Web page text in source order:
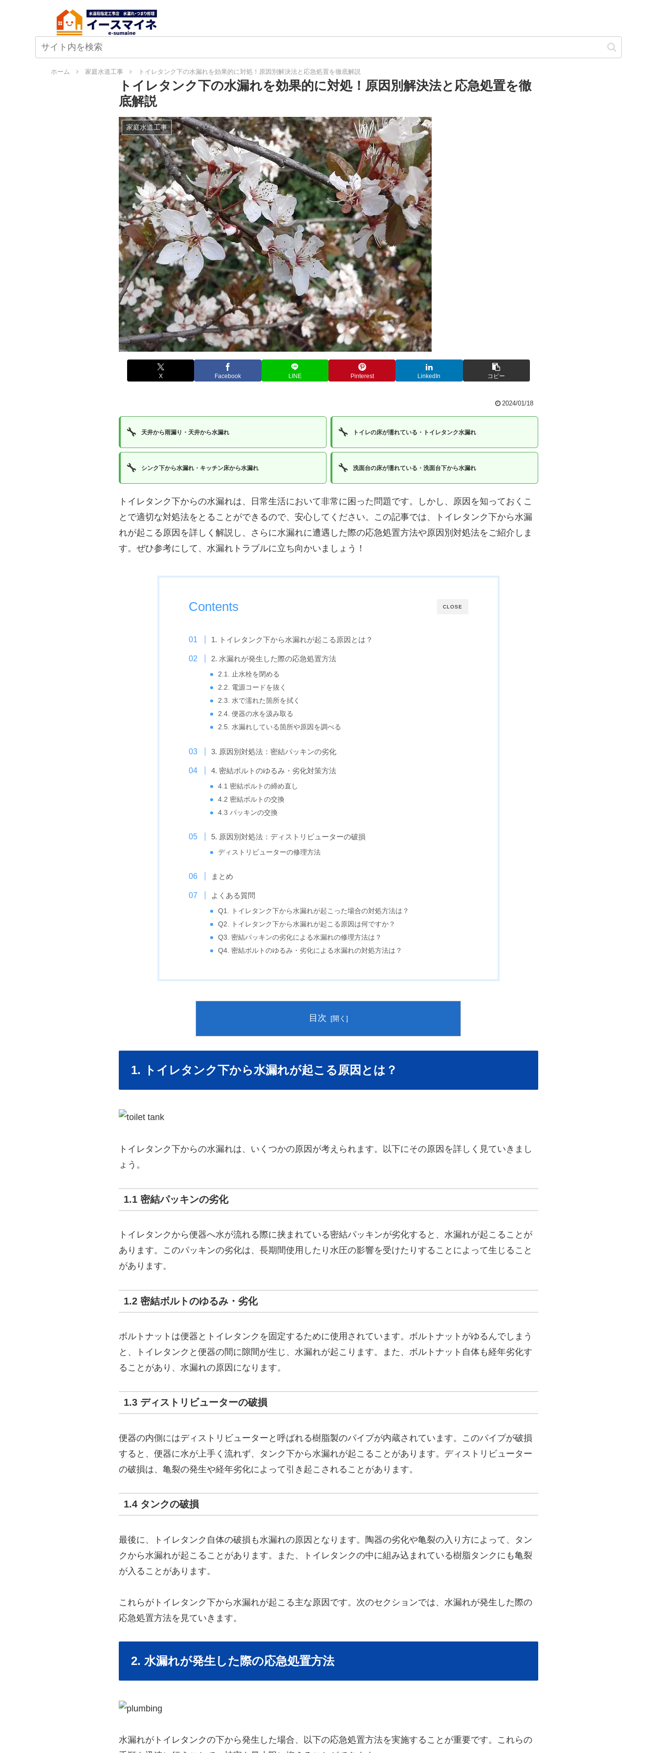
ホーム 家庭水道工事 トイレタンク下の水漏れを効果的に対処！原因別解決法と応急処置を徹底解説
トイレタンク下の水漏れを効果的に対処！原因別解決法と応急処置を徹
底解説
家庭水道工事
X Facebook LINE Pinterest LinkedIn コピー
2024/01/18
🔧 天井から雨漏り・天井から水漏れ 🔧 トイレの床が濡れている・トイレタンク水漏れ
🔧 シンク下から水漏れ・キッチン床から水漏れ 🔧 洗面台の床が濡れている・洗面台下から水漏れ
トイレタンク下からの水漏れは、日常生活において非常に困った問題です。しかし、原因を知っておくこ
とで適切な対処法をとることができるので、安心してください。この記事では、トイレタンク下から水漏
れが起こる原因を詳しく解説し、さらに水漏れに遭遇した際の応急処置方法や原因別対処法をご紹介しま
す。ぜひ参考にして、水漏れトラブルに立ち向かいましょう！
CLOSE
Contents
1. トイレタンク下から水漏れが起こる原因とは？
2. 水漏れが発生した際の応急処置方法
2.1. 止水栓を閉める
2.2. 電源コードを抜く
2.3. 水で濡れた箇所を拭く
2.4. 便器の水を汲み取る
2.5. 水漏れしている箇所や原因を調べる
3. 原因別対処法：密結パッキンの劣化
4. 密結ボルトのゆるみ・劣化対策方法
4.1 密結ボルトの締め直し
4.2 密結ボルトの交換
4.3 パッキンの交換
5. 原因別対処法：ディストリビューターの破損
ディストリビューターの修理方法
まとめ
よくある質問
Q1. トイレタンク下から水漏れが起こった場合の対処方法は？
Q2. トイレタンク下から水漏れが起こる原因は何ですか？
Q3. 密結パッキンの劣化による水漏れの修理方法は？
Q4. 密結ボルトのゆるみ・劣化による水漏れの対処方法は？
目次
1. トイレタンク下から水漏れが起こる原因とは？
トイレタンク下からの水漏れは、いくつかの原因が考えられます。以下にその原因を詳しく見ていきまし
ょう。
1.1 密結パッキンの劣化
トイレタンクから便器へ水が流れる際に挟まれている密結パッキンが劣化すると、水漏れが起こることが
あります。このパッキンの劣化は、長期間使用したり水圧の影響を受けたりすることによって生じること
があります。
1.2 密結ボルトのゆるみ・劣化
ボルトナットは便器とトイレタンクを固定するために使用されています。ボルトナットがゆるんでしまう
と、トイレタンクと便器の間に隙間が生じ、水漏れが起こります。また、ボルトナット自体も経年劣化す
ることがあり、水漏れの原因になります。
1.3 ディストリビューターの破損
便器の内側にはディストリビューターと呼ばれる樹脂製のパイプが内蔵されています。このパイプが破損
すると、便器に水が上手く流れず、タンク下から水漏れが起こることがあります。ディストリビューター
の破損は、亀裂の発生や経年劣化によって引き起こされることがあります。
1.4 タンクの破損
最後に、トイレタンク自体の破損も水漏れの原因となります。陶器の劣化や亀裂の入り方によって、タン
クから水漏れが起こることがあります。また、トイレタンクの中に組み込まれている樹脂タンクにも亀裂
が入ることがあります。
これらがトイレタンク下から水漏れが起こる主な原因です。次のセクションでは、水漏れが発生した際の
応急処置方法を見ていきます。
2. 水漏れが発生した際の応急処置方法
水漏れがトイレタンクの下から発生した場合、以下の応急処置方法を実施することが重要です。これらの